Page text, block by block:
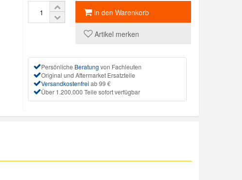
in den Warenkorb
Artikel merken
Persönliche Beratung von Fachleuten
Original und Aftermarket Ersatzteile
Versandkostenfrei ab 99 €
Über 1.200.000 Teile sofort verfügbar